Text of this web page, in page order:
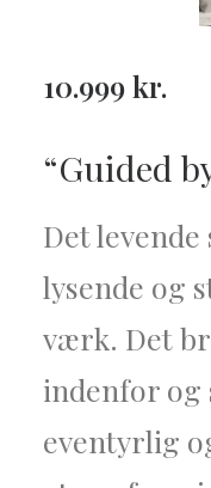
10.999kr.
“Guided
Det
lysende og
værk. Det
indenfor og
eventyrlig